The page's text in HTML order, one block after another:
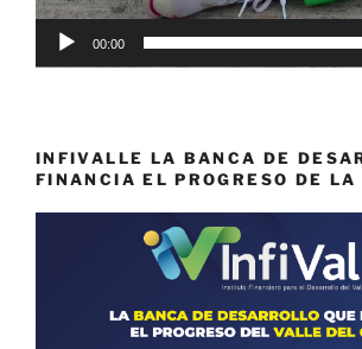
00:00
INFIVALLE LA BANCA DE
FINANCIA EL PROGRESO DE LA